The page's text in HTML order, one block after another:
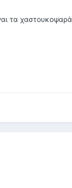
τα χαστουκοψαρά